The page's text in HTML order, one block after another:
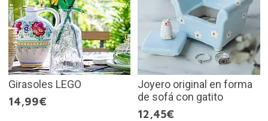
Girasoles LEGO
14,99€
Joyero original en forma
de sofá con gatito
12,45€